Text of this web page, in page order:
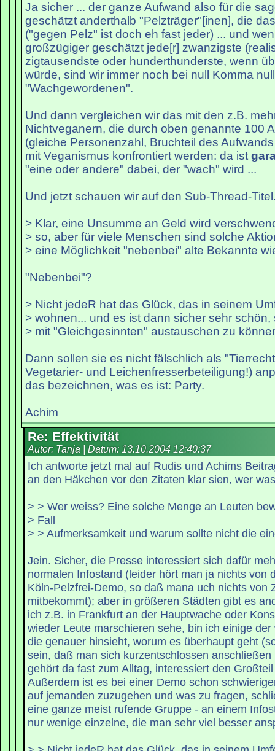
Ja sicher ... der ganze Aufwand also für die
geschätzt anderthalb "Pelzträger"[inen], die
("gegen Pelz" ist doch eh fast jeder) ... und
großzügiger geschätzt jede[r] zwanzigste
zigtausendste oder hunderthunderste, wenn
würde, sind wir immer noch bei null Komma
"Wachgewordenen".
Und dann vergleichen wir das mit den z.B.
Nichtveganern, die durch oben genannte 100
(gleiche Personenzahl, Bruchteil des
mit Veganismus konfrontiert werden: da ist
"eine oder andere" dabei, der "wach" wird ...
Und jetzt schauen wir auf den Sub-Thread-
> Klar, eine Unsumme an Geld wird
> so, aber für viele Menschen sind solche
> eine Möglichkeit "nebenbei" alte Bekannte
"Nebenbei"?
> Nicht jedeR hat das Glück, das in seinem
> wohnen... und es ist dann sicher sehr schön,
> mit "Gleichgesinnten" austauschen zu
Dann sollen sie es nicht fälschlich als
Vegetarier- und Leichenfresserbeteiligung!)
das bezeichnen, was es ist: Party.
Achim
Re: Effektivität
Autor: Tanja | Datum: 13.10.2004 12:40:37
Ich antworte jetzt mal auf Rudis und Achims
an den Häkchen vor den Zitaten klar sien, wer
> > Wer weiss? Eine solche Menge an Leuten
> Fall
> > Aufmerksamkeit und warum sollte nicht die
Jein. Sicher, die Presse interessiert sich dafür
normalen Infostand (leider hört man ja nichts von
Köln-Pelzfrei-Demo, so daß mana uch nichts von
mitbekommt); aber in größeren Städten gibt es
ich z.B. in Frankfurt an der Hauptwache oder
wieder Leute marschieren sehe, bin ich einige
die genauer hinsieht, worum es überhaupt geht
sein, daß man sich kurzentschlossen
gehört da fast zum Alltag, interessiert den
Außerdem ist es bei einer Demo schon
auf jemanden zuzugehen und was zu fragen,
eine ganze meist rufende Gruppe - an einem
nur wenige einzelne, die man sehr viel besser